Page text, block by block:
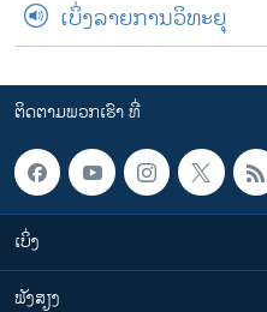
ເບິ່ງລາຍການວິທະຍຸ
ຕິດຕາມພວກເຮົາ ທີ່
ເບິ່ງ
ຟັງສຽງ